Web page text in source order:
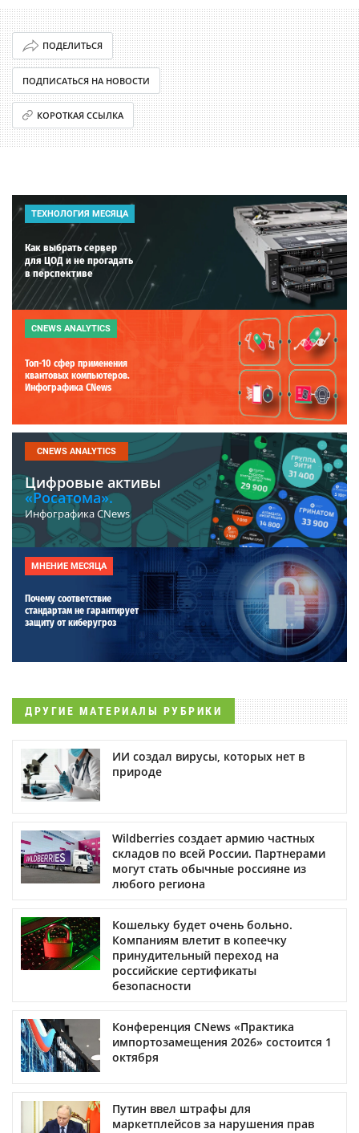
ПОДЕЛИТЬСЯ
ПОДПИСАТЬСЯ НА НОВОСТИ
КОРОТКАЯ ССЫЛКА
ТЕХНОЛОГИЯ МЕСЯЦА
Как выбрать сервер
для ЦОД и не прогадать
в перспективе
CNEWS ANALYTICS
Топ-10 сфер применения
квантовых компьютеров.
Инфографика CNews
CNEWS ANALYTICS
Цифровые активы
«Росатома».
Инфографика CNews
МНЕНИЕ МЕСЯЦА
Почему соответствие
стандартам не гарантирует
защиту от киберугроз
ДРУГИЕ МАТЕРИАЛЫ РУБРИКИ
ИИ создал вирусы, которых нет в
природе
Wildberries создает армию частных
складов по всей России. Партнерами
могут стать обычные россияне из
любого региона
Кошельку будет очень больно.
Компаниям влетит в копеечку
принудительный переход на
российские сертификаты
безопасности
Конференция CNews «Практика
импортозамещения 2026» состоится 1
октября
Путин ввел штрафы для
маркетплейсов за нарушения прав